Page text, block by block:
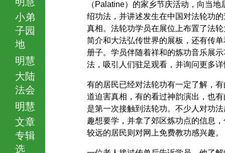
小弟
子园
地
明慧
大陆
法会
明慧
文章
专辑
选
（Palatine）的家乡节庆活动，向当地
绍功法，并讲述发生在中国对法轮功的
真相。法轮功学员在展位上布置了法轮
简介和大法弘传世界的展板，还有传单
册子。学员伴随着祥和的炼功音乐展示
法，吸引人们驻足观看，并询问更多详
有的居民已经对法轮功有一定了解，有
道迫害真相，有的看过神韵演出，也有
是第一次接触到法轮功。不少人对功法
趣想要学，并拿了郊区炼功点的信息，
较远的居民则对网上免费教功感兴趣。